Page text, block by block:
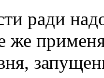
ради
же